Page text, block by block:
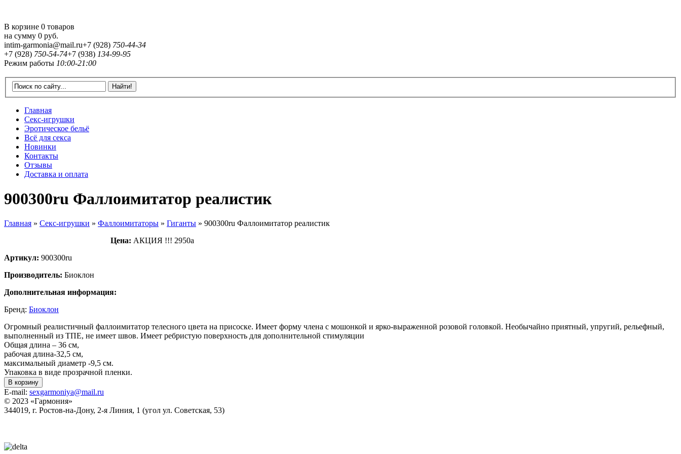
В корзине 0 товаров
на сумму 0 руб.
intim-garmonia@mail.ru+7 (928) 750-44-34
+7 (928) 750-54-74+7 (938) 134-99-95
Режим работы 10:00-21:00
Главная
Секс-игрушки
Эротическое бельё
Всё для секса
Новинки
Контакты
Отзывы
Доставка и оплата
900300ru Фаллоимитатор реалистик
Главная » Секс-игрушки » Фаллоимитаторы » Гиганты » 900300ru Фаллоимитатор реалистик
Цена: АКЦИЯ !!! 2950a
Артикул: 900300ru
Производитель: Биоклон
Дополнительная информация:
Бренд: Биоклон
Огромный реалистичный фаллоимитатор телесного цвета на присоске. Имеет форму члена с мошонкой и ярко-выраженной розовой головкой. Необычайно приятный, упругий, рельефный,
выполненный из ТПЕ, не имеет швов. Имеет ребристую поверхность для дополнительной стимуляции
Общая длина – 36 см,
рабочая длина-32,5 см,
максимальный диаметр -9,5 см.
Упаковка в виде прозрачной пленки.
В корзину
E-mail: sexgarmoniya@mail.ru
© 2023 «Гармония»
344019, г. Ростов-на-Дону, 2-я Линия, 1 (угол ул. Советская, 53)